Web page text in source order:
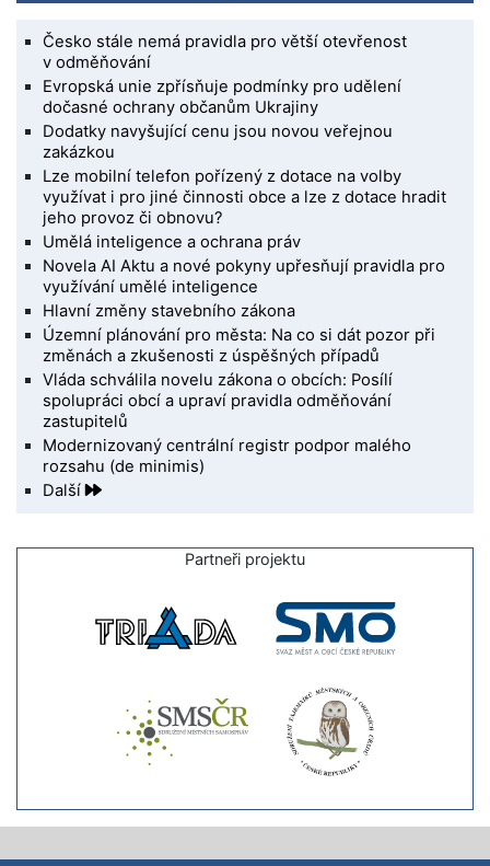
Česko stále nemá pravidla pro větší otevřenost
v odměňování
Evropská unie zpřísňuje podmínky pro udělení
dočasné ochrany občanům Ukrajiny
Dodatky navyšující cenu jsou novou veřejnou
zakázkou
Lze mobilní telefon pořízený z dotace na volby
využívat i pro jiné činnosti obce a lze z dotace hradit
jeho provoz či obnovu?
Umělá inteligence a ochrana práv
Novela AI Aktu a nové pokyny upřesňují pravidla pro
využívání umělé inteligence
Hlavní změny stavebního zákona
Územní plánování pro města: Na co si dát pozor při
změnách a zkušenosti z úspěšných případů
Vláda schválila novelu zákona o obcích: Posílí
spolupráci obcí a upraví pravidla odměňování
zastupitelů
Modernizovaný centrální registr podpor malého
rozsahu (de minimis)
Další
Partneři projektu